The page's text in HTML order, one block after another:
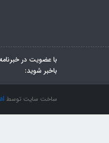
با عضویت در
باخبر شوید:
ساخت سایت توسط